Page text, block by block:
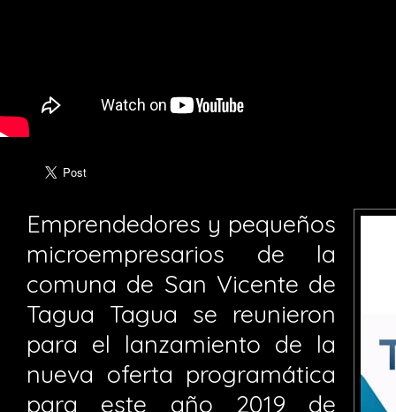
Emprendedores y pequeños
microempresarios de la
comuna de San Vicente de
Tagua Tagua se reunieron
para el lanzamiento de la
nueva oferta programática
para este año 2019 de